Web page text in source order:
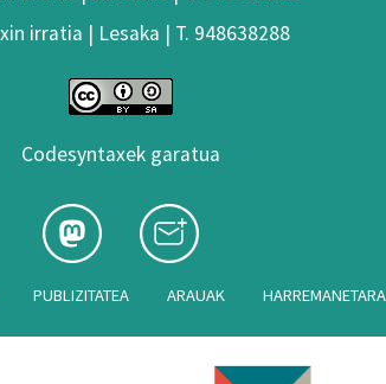
irratia | Lesaka | T. 948638288
Codesyntaxek garatua
PUBLIZITATEA ARAUAK